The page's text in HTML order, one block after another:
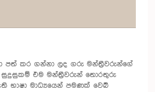
පත් කර ගන්නා ලද ගරු මන්ත්‍රීවරුන්ගේ
සුදුසුකම් එම මන්ත්‍රීවරුන් තොරතුරු
භාෂා මාධ්‍යයෙන් පමණක් වෙබ්